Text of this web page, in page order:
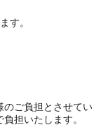
す。
のご負担とさせてい
担いたします。